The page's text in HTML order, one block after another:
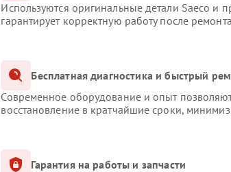
Используются оригинальные детали Saeco
гарантирует корректную работу после
Бесплатная диагностика и быстрый
Современное оборудование и опыт
восстановление в кратчайшие сроки,
Гарантия на работы и запчасти